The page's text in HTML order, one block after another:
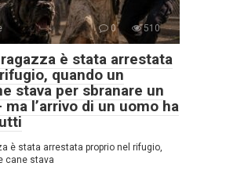
0 510
è stata arrestata
quando un
stava per sbranare un
l’arrivo di un uomo ha
è stata arrestata proprio nel rifugio,
cane stava